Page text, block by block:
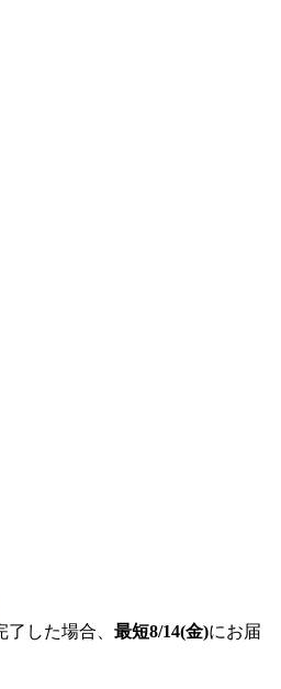
した場合、 最短8/14(金)にお届